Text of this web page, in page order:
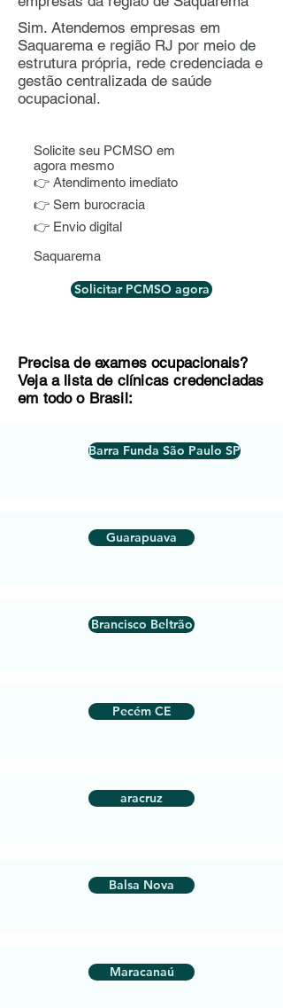
Sim. Atendemos empresas em
Saquarema e região RJ por meio de
estrutura própria, rede credenciada e
gestão centralizada de saúde
ocupacional.
Solicite seu PCMSO em
agora mesmo
👉 Atendimento imediato
👉 Sem burocracia
👉 Envio digital
Saquarema
Solicitar PCMSO agora
Precisa de exames ocupacionais?
Veja a lista de clínicas credenciadas
em todo o Brasil:
Barra Funda São Paulo SP
Guarapuava
Brancisco Beltrão
Pecém CE
aracruz
Balsa Nova
Maracanaú